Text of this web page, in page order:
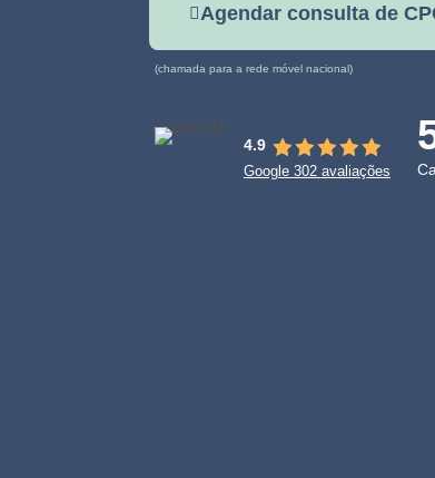
Agendar consulta de
(chamada para a rede móvel nacional)
4.9
Google 302 avaliações